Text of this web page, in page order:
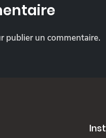
publier un commentaire.